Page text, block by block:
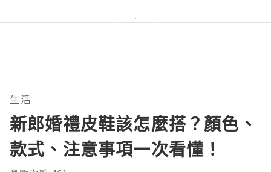
生活
新郎婚禮皮鞋該怎麼搭？顏色、
款式、注意事項一次看懂！